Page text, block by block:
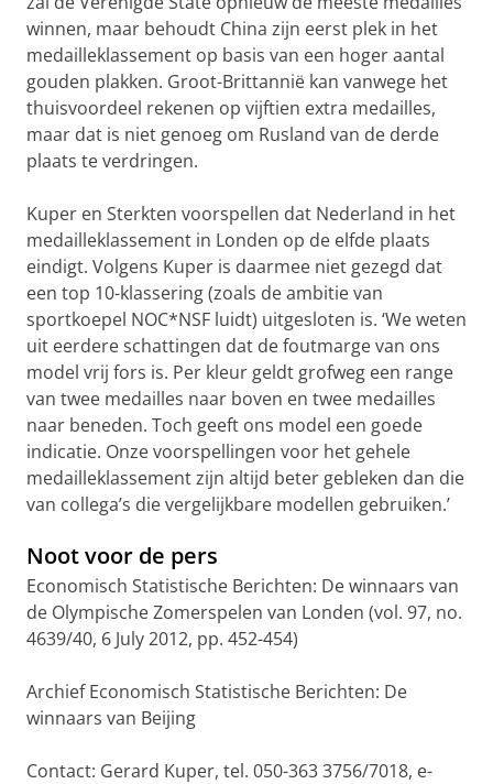
winnen, maar behoudt China zijn eerst plek in het
medailleklassement op basis van een hoger aantal
gouden plakken. Groot-Brittannië kan vanwege het
thuisvoordeel rekenen op vijftien extra medailles,
maar dat is niet genoeg om Rusland van de derde
plaats te verdringen.
Kuper en Sterkten voorspellen dat Nederland in het
medailleklassement in Londen op de elfde plaats
eindigt. Volgens Kuper is daarmee niet gezegd dat
een top 10-klassering (zoals de ambitie van
sportkoepel NOC*NSF luidt) uitgesloten is. ‘We weten
uit eerdere schattingen dat de foutmarge van ons
model vrij fors is. Per kleur geldt grofweg een range
van twee medailles naar boven en twee medailles
naar beneden. Toch geeft ons model een goede
indicatie. Onze voorspellingen voor het gehele
medailleklassement zijn altijd beter gebleken dan die
van collega’s die vergelijkbare modellen gebruiken.’
Noot voor de pers
Economisch Statistische Berichten: De winnaars van
de Olympische Zomerspelen van Londen (vol. 97, no.
4639/40, 6 July 2012, pp. 452-454)
Archief Economisch Statistische Berichten: De
winnaars van Beijing
Contact: Gerard Kuper, tel. 050-363 3756/7018, e-